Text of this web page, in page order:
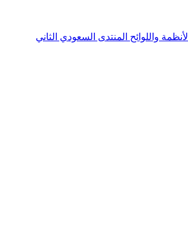
الأنظمة واللوائح المنتدى السعودي الثاني